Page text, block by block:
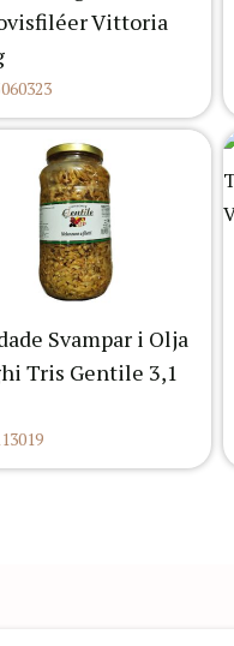
Vittoria
Svampar i Olja
Tris Gentile 3,1